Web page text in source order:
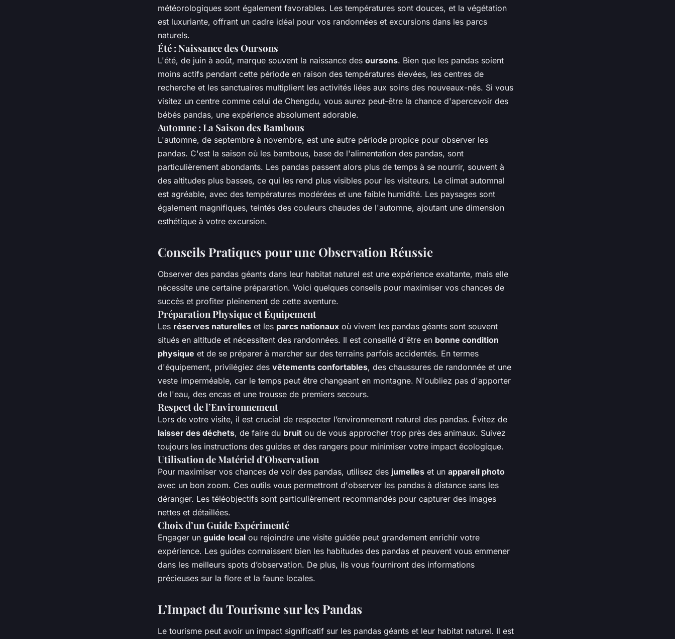
météorologiques sont également favorables. Les températures sont douces, et la végétation
est luxuriante, offrant un cadre idéal pour vos randonnées et excursions dans les parcs
naturels.
Été : Naissance des Oursons
L'été, de juin à août, marque souvent la naissance des oursons. Bien que les pandas soient
moins actifs pendant cette période en raison des températures élevées, les centres de
recherche et les sanctuaires multiplient les activités liées aux soins des nouveaux-nés. Si vous
visitez un centre comme celui de Chengdu, vous aurez peut-être la chance d'apercevoir des
bébés pandas, une expérience absolument adorable.
Automne : La Saison des Bambous
L'automne, de septembre à novembre, est une autre période propice pour observer les
pandas. C'est la saison où les bambous, base de l'alimentation des pandas, sont
particulièrement abondants. Les pandas passent alors plus de temps à se nourrir, souvent à
des altitudes plus basses, ce qui les rend plus visibles pour les visiteurs. Le climat automnal
est agréable, avec des températures modérées et une faible humidité. Les paysages sont
également magnifiques, teintés des couleurs chaudes de l'automne, ajoutant une dimension
esthétique à votre excursion.
Conseils Pratiques pour une Observation Réussie
Observer des pandas géants dans leur habitat naturel est une expérience exaltante, mais elle
nécessite une certaine préparation. Voici quelques conseils pour maximiser vos chances de
succès et profiter pleinement de cette aventure.
Préparation Physique et Équipement
Les réserves naturelles et les parcs nationaux où vivent les pandas géants sont souvent
situés en altitude et nécessitent des randonnées. Il est conseillé d'être en bonne condition
physique et de se préparer à marcher sur des terrains parfois accidentés. En termes
d'équipement, privilégiez des vêtements confortables, des chaussures de randonnée et une
veste imperméable, car le temps peut être changeant en montagne. N'oubliez pas d'apporter
de l'eau, des encas et une trousse de premiers secours.
Respect de l’Environnement
Lors de votre visite, il est crucial de respecter l’environnement naturel des pandas. Évitez de
laisser des déchets, de faire du bruit ou de vous approcher trop près des animaux. Suivez
toujours les instructions des guides et des rangers pour minimiser votre impact écologique.
Utilisation de Matériel d’Observation
Pour maximiser vos chances de voir des pandas, utilisez des jumelles et un appareil photo
avec un bon zoom. Ces outils vous permettront d'observer les pandas à distance sans les
déranger. Les téléobjectifs sont particulièrement recommandés pour capturer des images
nettes et détaillées.
Choix d’un Guide Expérimenté
Engager un guide local ou rejoindre une visite guidée peut grandement enrichir votre
expérience. Les guides connaissent bien les habitudes des pandas et peuvent vous emmener
dans les meilleurs spots d’observation. De plus, ils vous fourniront des informations
précieuses sur la flore et la faune locales.
L’Impact du Tourisme sur les Pandas
Le tourisme peut avoir un impact significatif sur les pandas géants et leur habitat naturel. Il est